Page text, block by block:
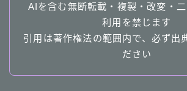
AIを含む無断転載・複製・改変・
利用を禁じます
引用は著作権法の範囲内で、必ず出
ださい